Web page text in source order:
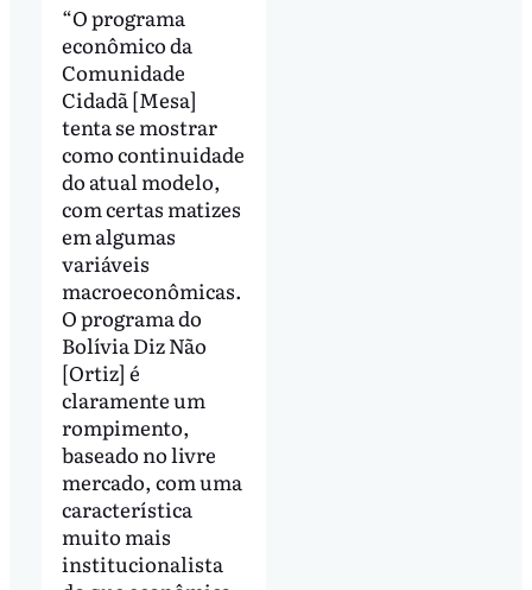
“O programa
econômico da
Comunidade
Cidadã [Mesa]
tenta se mostrar
como continuidade
do atual modelo,
com certas matizes
em algumas
variáveis
macroeconômicas.
O programa do
Bolívia Diz Não
[Ortiz] é
claramente um
rompimento,
baseado no livre
mercado, com uma
característica
muito mais
institucionalista